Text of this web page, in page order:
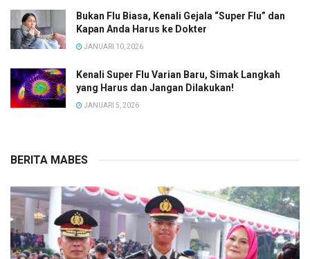
Bukan Flu Biasa, Kenali Gejala “Super Flu” dan
Kapan Anda Harus ke Dokter
JANUARI 10, 2026
Kenali Super Flu Varian Baru, Simak Langkah
yang Harus dan Jangan Dilakukan!
JANUARI 5, 2026
BERITA MABES